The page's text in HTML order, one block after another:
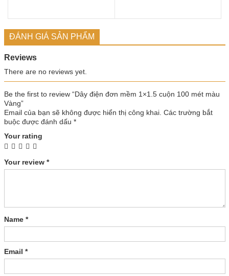
ĐÁNH GIÁ SẢN PHẨM
Reviews
There are no reviews yet.
Be the first to review “Dây điện đơn mềm 1×1.5 cuộn 100 mét màu
Vàng”
Email của bạn sẽ không được hiển thị công khai. Các trường bắt
buộc được đánh dấu *
Your rating
Your review *
Name *
Email *